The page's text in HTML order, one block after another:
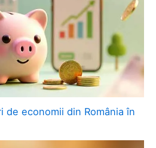
de economii din România în